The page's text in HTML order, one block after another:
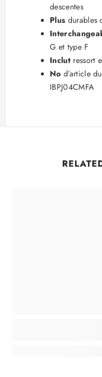
descentes
Plus durables
G et type F
Inclutressort
No d’article
IBPJ04CMFA